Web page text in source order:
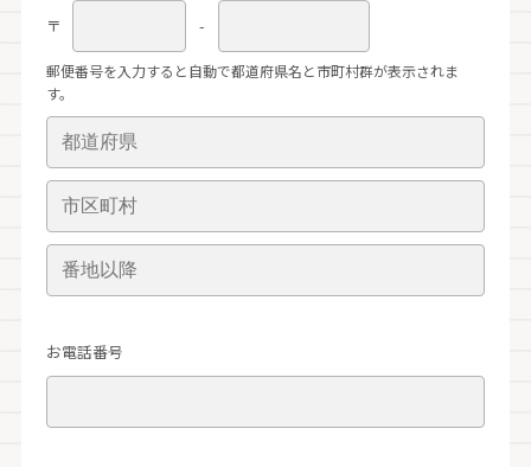
〒 -
郵便番号を入力すると自動で都道府県名と市町村群が表示されま
す。
お電話番号